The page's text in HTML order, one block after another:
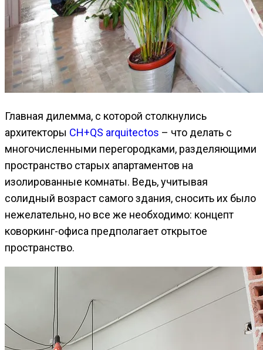
Главная дилемма, с которой столкнулись
архитекторы CH+QS arquitectos – что делать с
многочисленными перегородками, разделяющими
пространство старых апартаментов на
изолированные комнаты. Ведь, учитывая
солидный возраст самого здания, сносить их было
нежелательно, но все же необходимо: концепт
коворкинг-офиса предполагает открытое
пространство.